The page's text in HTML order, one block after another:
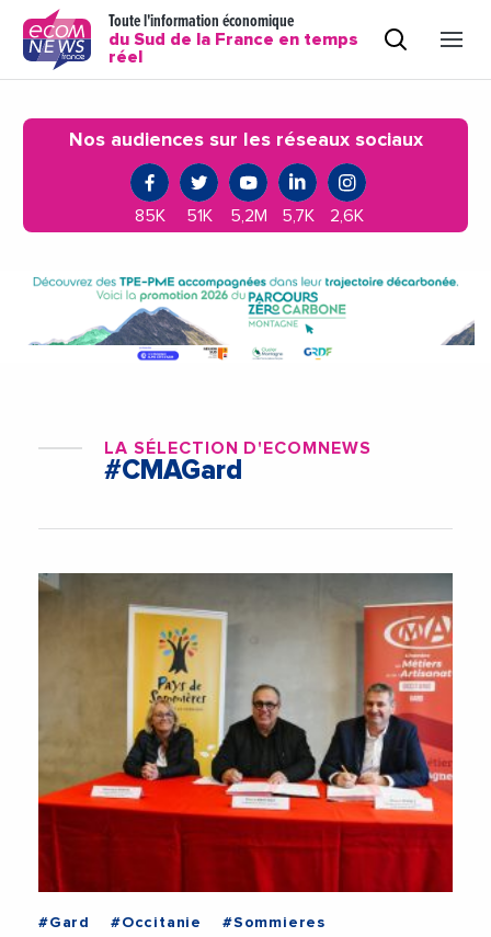
Toute l'information économique
du Sud de la France en temps
réel
Nos audiences sur les réseaux sociaux
85K 51K 5,2M 5,7K 2,6K
LA SÉLECTION D'ECOMNEWS
#CMAGard
#Gard #Occitanie
#Sommieres